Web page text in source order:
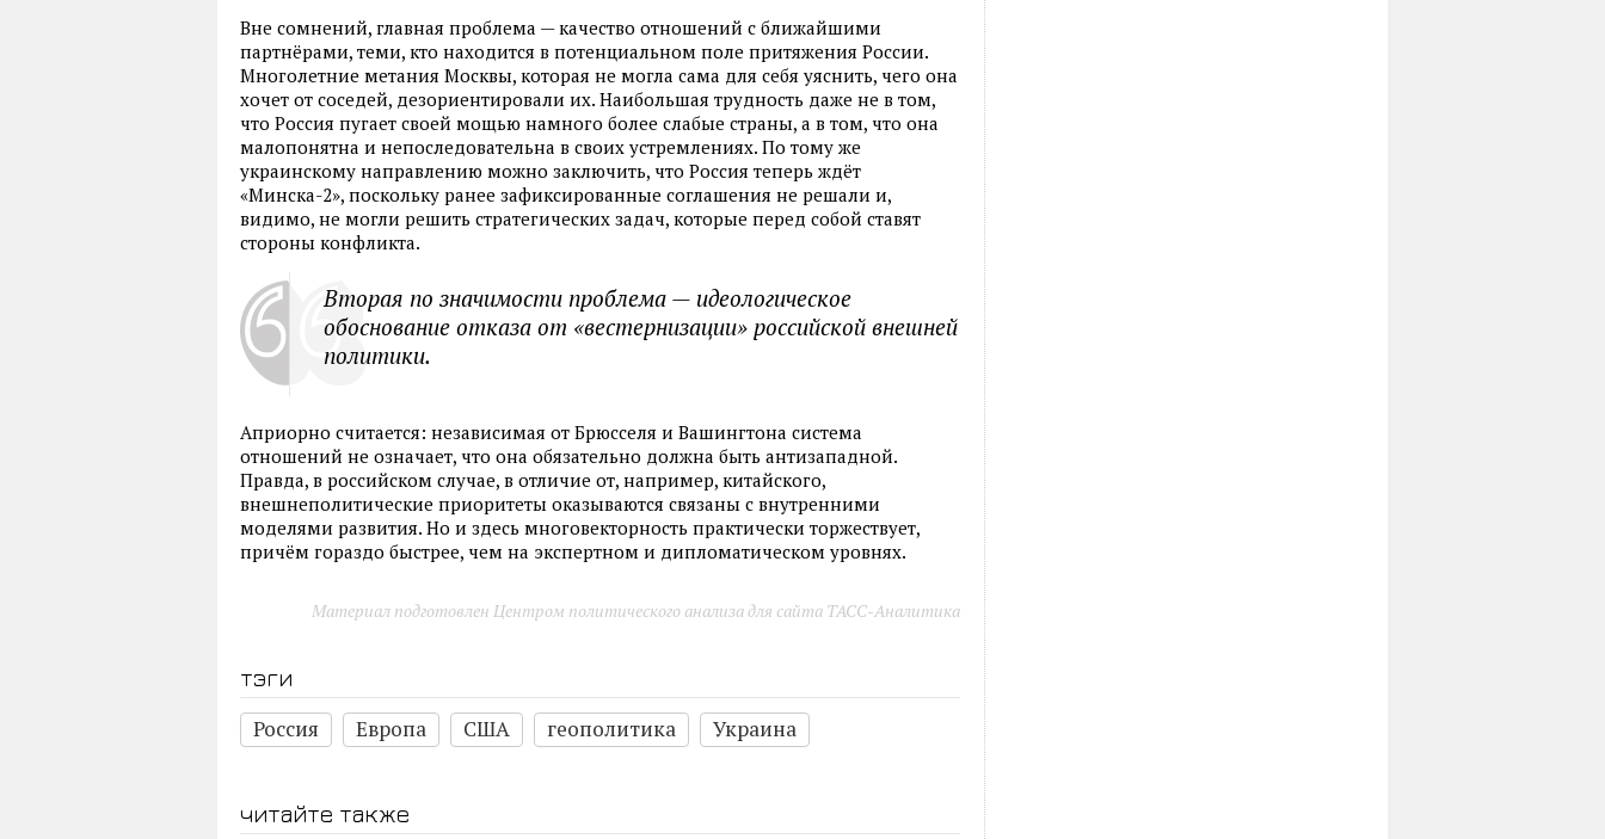
Вне сомнений, главная проблема — качество отношений с ближайшими
партнёрами, теми, кто находится в потенциальном поле притяжения России.
Многолетние метания Москвы, которая не могла сама для себя уяснить, чего она
хочет от соседей, дезориентировали их. Наибольшая трудность даже не в том,
что Россия пугает своей мощью намного более слабые страны, а в том, что она
малопонятна и непоследовательна в своих устремлениях. По тому же
украинскому направлению можно заключить, что Россия теперь ждёт
«Минска-2», поскольку ранее зафиксированные соглашения не решали и,
видимо, не могли решить стратегических задач, которые перед собой ставят
стороны конфликта.
Вторая по значимости проблема — идеологическое
обоснование отказа от «вестернизации» российской внешней
политики.
Априорно считается: независимая от Брюсселя и Вашингтона система
отношений не означает, что она обязательно должна быть антизападной.
Правда, в российском случае, в отличие от, например, китайского,
внешнеполитические приоритеты оказываются связаны с внутренними
моделями развития. Но и здесь многовекторность практически торжествует,
причём гораздо быстрее, чем на экспертном и дипломатическом уровнях.
Материал подготовлен Центром политического анализа для сайта ТАСС-Аналитика
тэги
Россия
Европа США геополитика Украина
читайте также